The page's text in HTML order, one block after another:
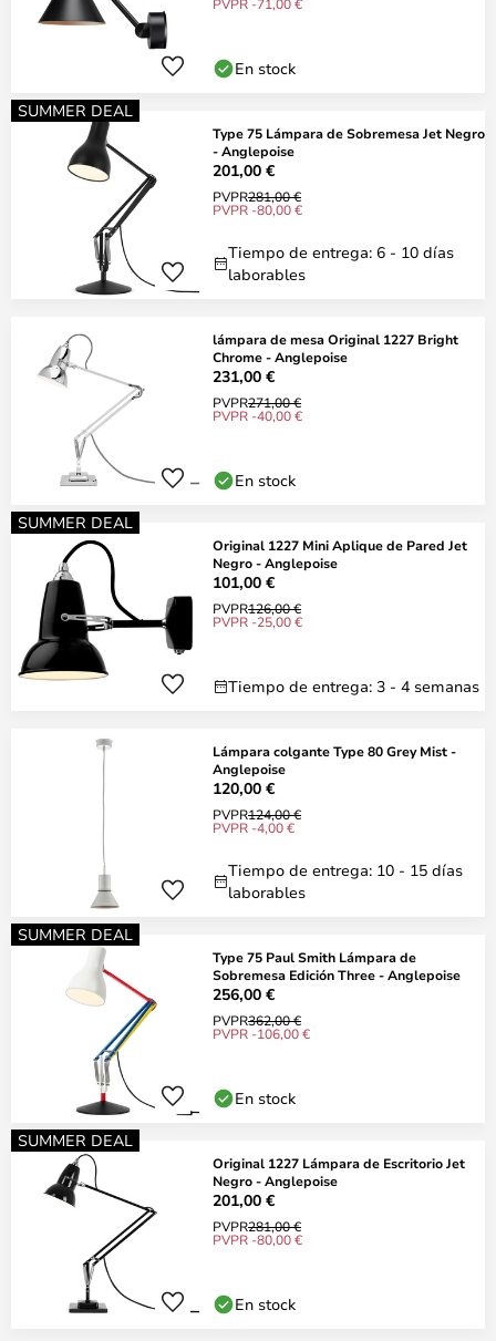
En stock
SUMMER DEAL
Type 75 Lámpara de Sobremesa Jet Negro
- Anglepoise
201,00 €
PVPR281,00 €
PVPR -80,00 €
Tiempo de entrega: 6 - 10 días
laborables
lámpara de mesa Original 1227 Bright
Chrome - Anglepoise
231,00 €
PVPR271,00 €
PVPR -40,00 €
En stock
SUMMER DEAL
Original 1227 Mini Aplique de Pared Jet
Negro - Anglepoise
101,00 €
PVPR126,00 €
PVPR -25,00 €
Tiempo de entrega: 3 - 4 semanas
Lámpara colgante Type 80 Grey Mist -
Anglepoise
120,00 €
PVPR124,00 €
PVPR -4,00 €
Tiempo de entrega: 10 - 15 días
laborables
SUMMER DEAL
Type 75 Paul Smith Lámpara de
Sobremesa Edición Three - Anglepoise
256,00 €
PVPR362,00 €
PVPR -106,00 €
En stock
SUMMER DEAL
Original 1227 Lámpara de Escritorio Jet
Negro - Anglepoise
201,00 €
PVPR281,00 €
PVPR -80,00 €
En stock